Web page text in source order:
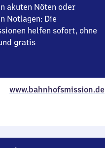
akuten Nöten oder
Notlagen: Die
helfen sofort, ohne
gratis
www.bahnhofsmission.de